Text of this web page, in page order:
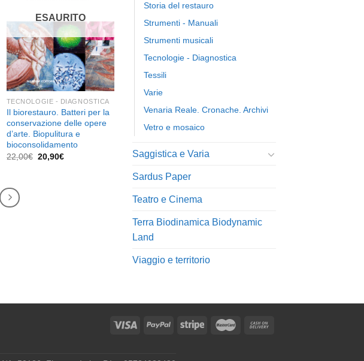
desideri
ESAURITO
TECNOLOGIE - DIAGNOSTICA
Il biorestauro. Batteri per la
conservazione delle opere
d’arte. Biopulitura e
bioconsolidamento
22,00€ Il
20,90€Il
Storia del restauro
Strumenti - Manuali
Strumenti musicali
Tecnologie - Diagnostica
Tessili
Varie
Venaria Reale. Cronache. Archivi
Vetro e mosaico
Saggistica e Varia
Sardus Paper
Teatro e Cinema
Terra Biodinamica Biodynamic
Land
Viaggio e territorio